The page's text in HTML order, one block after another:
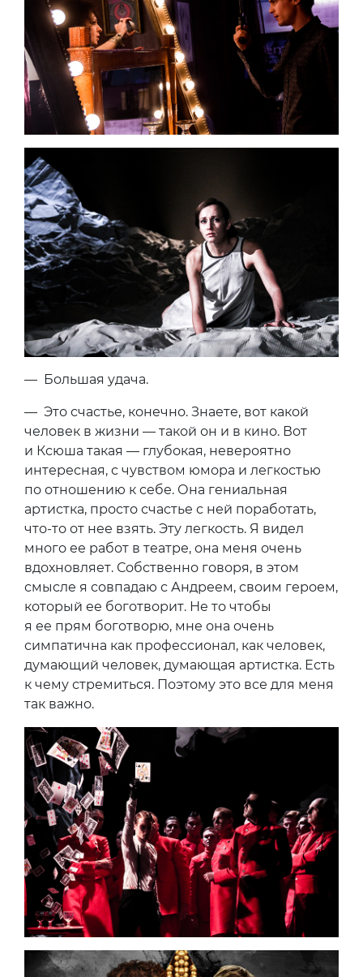
— Большая удача.
— Это счастье, конечно. Знаете, вот какой
человек в жизни — такой он и в кино. Вот
и Ксюша такая — глубокая, невероятно
интересная, с чувством юмора и легкостью
по отношению к себе. Она гениальная
артистка, просто счастье с ней поработать,
что-то от нее взять. Эту легкость. Я видел
много ее работ в театре, она меня очень
вдохновляет. Собственно говоря, в этом
смысле я совпадаю с Андреем, своим героем,
который ее боготворит. Не то чтобы
я ее прям боготворю, мне она очень
симпатична как профессионал, как человек,
думающий человек, думающая артистка. Есть
к чему стремиться. Поэтому это все для меня
так важно.